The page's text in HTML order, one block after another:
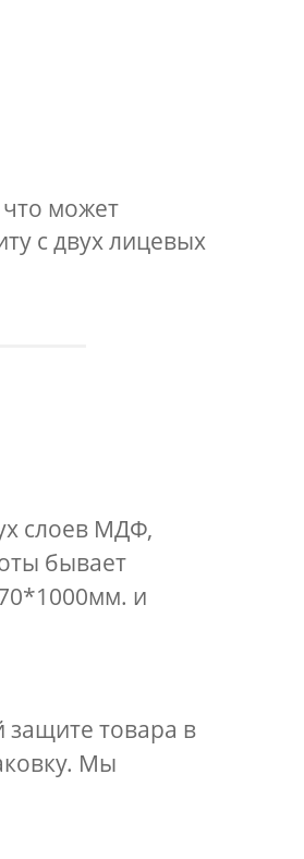
может
с двух лицевых
слоев МДФ,
бывает
и
защите товара в
Мы